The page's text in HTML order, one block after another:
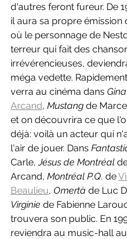
d'autres feront fureur. De
il aura sa propre émission
où le personnage de
terreur qui fait des
irrévérencieuses,
méga vedette.
verra au cinéma dans Gina
Arcand, Mustang de
et on découvrira ce que
déjà: voilà un acteur qui
l'air de jouer. Dans
Carle, Jésus de Montréal
Arcand, Montréal P.Q. de
Beaulieu, Omertà de Luc
Virginie de Fabienne
trouvera son public. En
reviendra au music-hall